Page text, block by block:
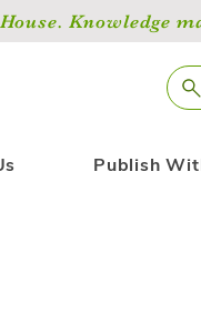
Knowledge
Publish